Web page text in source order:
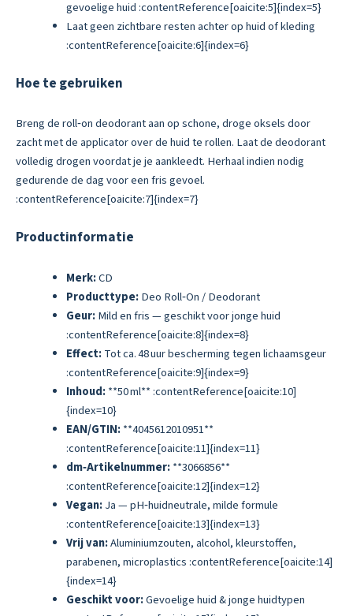
gevoelige huid :contentReference[oaicite:5]{index=5}
Laat geen zichtbare resten achter op huid of kleding
:contentReference[oaicite:6]{index=6}
Hoe te gebruiken
Breng de roll‑on deodorant aan op schone, droge oksels door
zacht met de applicator over de huid te rollen. Laat de deodorant
volledig drogen voordat je je aankleedt. Herhaal indien nodig
gedurende de dag voor een fris gevoel.
:contentReference[oaicite:7]{index=7}
Productinformatie
Merk:CD
Producttype:Deo Roll‑On / Deodorant
Geur:Mild en fris — geschikt voor jonge huid
:contentReference[oaicite:8]{index=8}
Effect:Tot ca. 48 uur bescherming tegen lichaamsgeur
:contentReference[oaicite:9]{index=9}
Inhoud:**50 ml** :contentReference[oaicite:10]
{index=10}
EAN/GTIN:**4045612010951**
:contentReference[oaicite:11]{index=11}
dm‑Artikelnummer:**3066856**
:contentReference[oaicite:12]{index=12}
Vegan:Ja — pH‑huidneutrale, milde formule
:contentReference[oaicite:13]{index=13}
Vrij van:Aluminiumzouten, alcohol, kleurstoffen,
parabenen, microplastics :contentReference[oaicite:14]
{index=14}
Geschikt voor:Gevoelige huid & jonge huidtypen